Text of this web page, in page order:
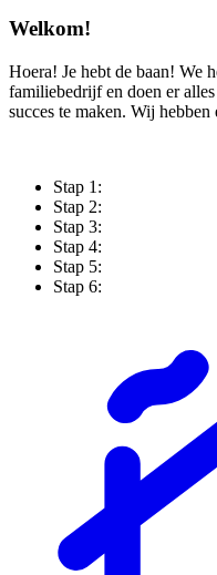
Welkom!
Hoera! Je hebt de baan! We
familiebedrijf en doen er
succes te maken. Wij
Stap 1:
Stap 2:
Stap 3:
Stap 4:
Stap 5:
Stap 6: